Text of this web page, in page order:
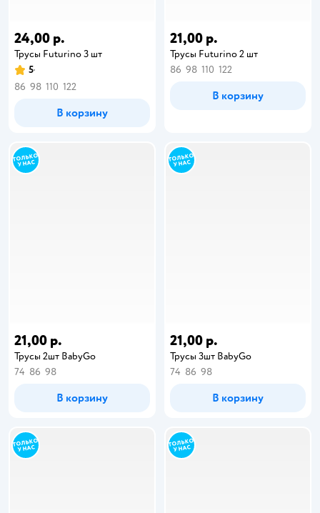
24,00 р.
Трусы Futurino 3 шт
5
86 98 110 122
В корзину
21,00 р.
Трусы Futurino 2 шт
86 98 110 122
В корзину
21,00 р.
Трусы 2шт BabyGo
74 86 98
В корзину
21,00 р.
Трусы 3шт BabyGo
74 86 98
В корзину